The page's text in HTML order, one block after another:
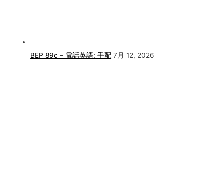
BEP 89c – 電話英語: 手配 7月 12, 2026